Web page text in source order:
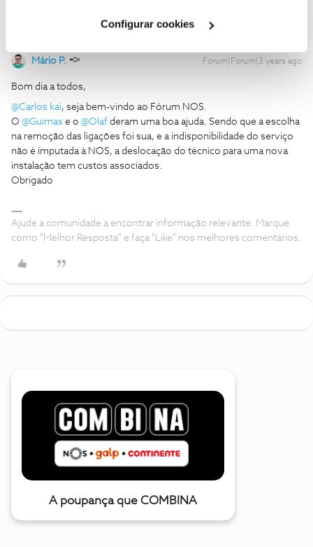
Configurar cookies
Mário P. Forum|Forum|3 years ago
Bom dia a todos,
@Carlos kai, seja bem-vindo ao Fórum NOS.
O @Guimas e o @Olaf deram uma boa ajuda. Sendo que a escolha
na remoção das ligações foi sua, e a indisponibilidade do serviço
não é imputada à NOS, a deslocação do técnico para uma nova
instalação tem custos associados.
Obrigado
Ajude a comunidade a encontrar informação relevante. Marque
como "Melhor Resposta" e faça "Like" nos melhores comentários.
A poupança que COMBINA